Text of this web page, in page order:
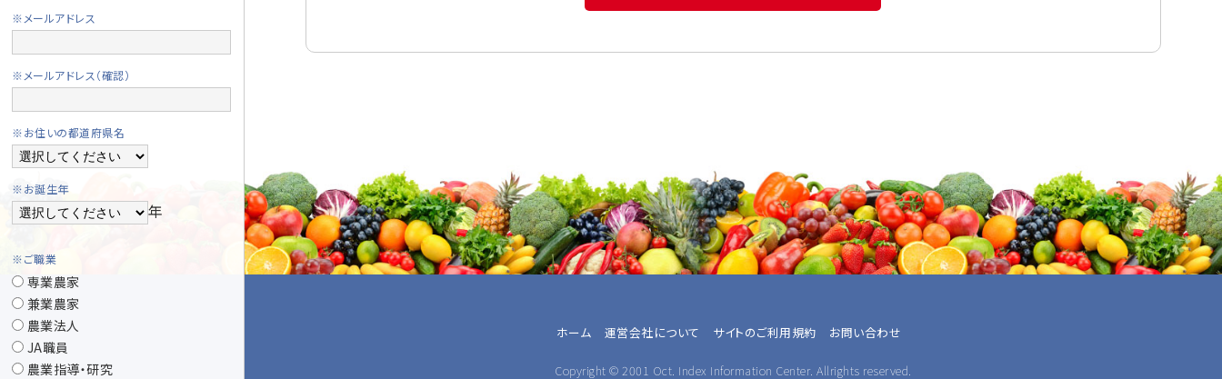
※メールアドレス
※メールアドレス（確認）
※お住いの都道府県名
※お誕生年
年
※ご職業
専業農家
兼業農家
農業法人
JA職員
農業指導・研究
ホーム 運営会社について サイトのご利用規約 お問い合わせ
Copyright © 2001 Oct. Index Information Center. Allrights reserved.